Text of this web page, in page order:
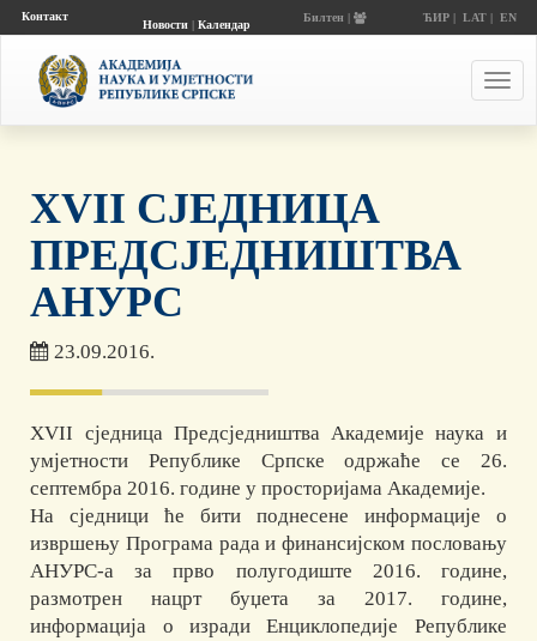
Контакт
Новости| Календар
Билтен | ЋИР| LAT| EN
XVII СЈЕДНИЦА
ПРЕДСЈЕДНИШТВА
АНУРС
23.09.2016.
XVII сједница Предсједништва Академије наука и
умјетности Републике Српске одржаће се 26.
септембра 2016. године у просторијама Академије.
На сједници ће бити поднесене информације о
извршењу Програма рада и финансијском пословању
АНУРС-а за прво полугодиште 2016. године,
размотрен нацрт буџета за 2017. године,
информација о изради Енциклопедије Републике